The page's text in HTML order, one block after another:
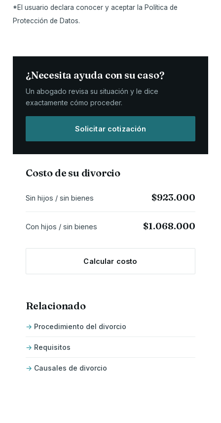
*El usuario declara conocer y aceptar la Política de
Protección de Datos.
¿Necesita ayuda con su caso?
Un abogado revisa su situación y le dice
exactamente cómo proceder.
Solicitar cotización
Costo de su divorcio
Sin hijos / sin bienes $923.000
Con hijos / sin bienes $1.068.000
Calcular costo
Relacionado
Procedimiento del divorcio
Requisitos
Causales de divorcio